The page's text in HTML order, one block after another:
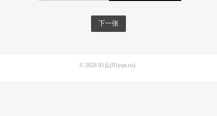
下一张
© 2026 91云(91yun.co)